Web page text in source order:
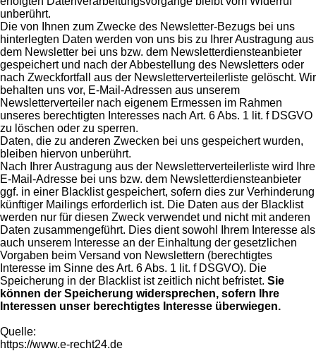
unberührt.
Die von Ihnen zum Zwecke des Newsletter-Bezugs bei uns
hinterlegten Daten werden von uns bis zu Ihrer Austragung aus
dem Newsletter bei uns bzw. dem Newsletterdiensteanbieter
gespeichert und nach der Abbestellung des Newsletters oder
nach Zweckfortfall aus der Newsletterverteilerliste gelöscht. Wir
behalten uns vor, E-Mail-Adressen aus unserem
Newsletterverteiler nach eigenem Ermessen im Rahmen
unseres berechtigten Interesses nach Art. 6 Abs. 1 lit. f DSGVO
zu löschen oder zu sperren.
Daten, die zu anderen Zwecken bei uns gespeichert wurden,
bleiben hiervon unberührt.
Nach Ihrer Austragung aus der Newsletterverteilerliste wird Ihre
E-Mail-Adresse bei uns bzw. dem Newsletterdiensteanbieter
ggf. in einer Blacklist gespeichert, sofern dies zur Verhinderung
künftiger Mailings erforderlich ist. Die Daten aus der Blacklist
werden nur für diesen Zweck verwendet und nicht mit anderen
Daten zusammengeführt. Dies dient sowohl Ihrem Interesse als
auch unserem Interesse an der Einhaltung der gesetzlichen
Vorgaben beim Versand von Newslettern (berechtigtes
Interesse im Sinne des Art. 6 Abs. 1 lit. f DSGVO). Die
Speicherung in der Blacklist ist zeitlich nicht befristet. Sie
können der Speicherung widersprechen, sofern Ihre
Interessen unser berechtigtes Interesse überwiegen.
Quelle:
https://www.e-recht24.de